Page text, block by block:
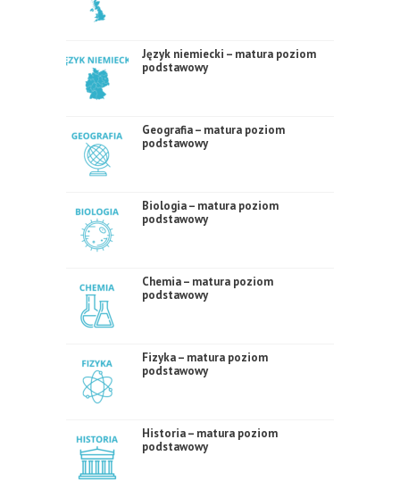
Język niemiecki – matura poziom
podstawowy
Geografia – matura poziom
podstawowy
Biologia – matura poziom
podstawowy
Chemia – matura poziom
podstawowy
Fizyka – matura poziom
podstawowy
Historia – matura poziom
podstawowy